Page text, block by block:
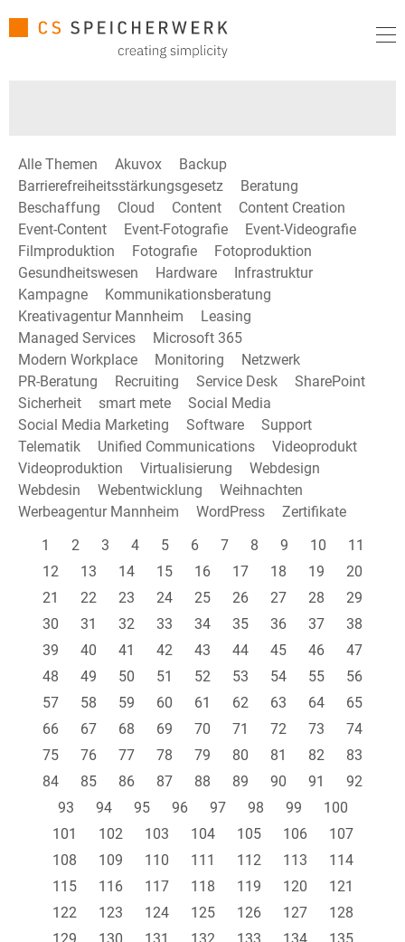
Alle Themen Akuvox
Backup
Barrierefreiheitsstärkungsgesetz
Beratung
Beschaffung
Cloud Content
Content Creation
Event-Content
Event-Fotografie
Event-Videografie
Filmproduktion
Fotografie
Fotoproduktion
Gesundheitswesen
Hardware
Infrastruktur
Kampagne
Kommunikationsberatung
Kreativagentur Mannheim
Leasing
Managed Services
Microsoft 365
Modern Workplace
Monitoring
Netzwerk
PR-Beratung
Recruiting Service Desk
SharePoint
Sicherheit
smart mete
Social Media
Social Media Marketing
Software
Support
Telematik
Unified Communications
Videoprodukt
Videoproduktion
Virtualisierung
Webdesign
Webdesin
Webentwicklung
Weihnachten
Werbeagentur Mannheim
WordPress
Zertifikate
1
2 3 4 5 6 7 8 9 10
11
12
13 14 15 16 17 18 19
20
21
22 23 24 25 26 27 28
29
30
31 32 33 34 35 36 37
38
39
40 41 42 43 44 45 46
47
48
49 50 51 52 53 54 55
56
57
58 59 60 61 62 63 64
65
66
67 68 69 70 71 72 73
74
75
76 77 78 79 80 81 82
83
84
85 86 87 88 89 90 91
92
93
94 95 96 97 98 99
100
101
102 103 104 105 106
107
108
109 110 111 112 113
114
115
116 117 118 119 120
121
122
123 124 125 126 127
128